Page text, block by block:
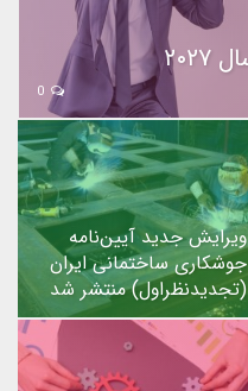
ویرایش جدید آیین‌نامه
جوشکاری ساختمانی ایران
(تجدیدنظراول) منتشر شد